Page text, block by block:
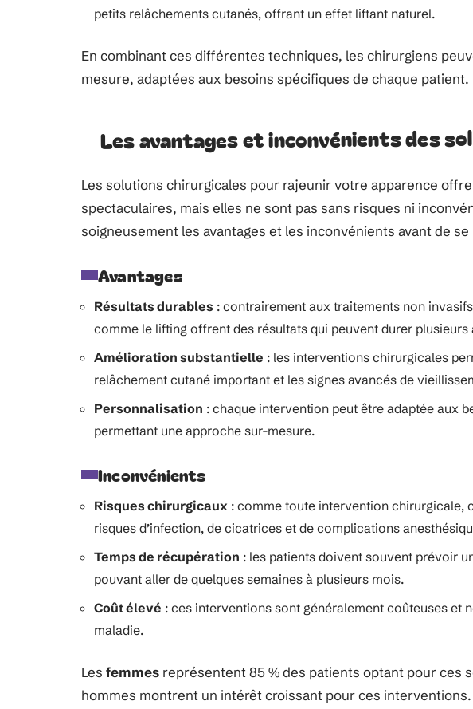
petits relâchements cutanés, offrant un effet liftant naturel.
En combinant ces différentes techniques, les chirurgiens
mesure, adaptées aux besoins spécifiques de chaque patient.
Les avantages et inconvénients des
Les solutions chirurgicales pour rajeunir votre apparence
spectaculaires, mais elles ne sont pas sans risques ni
soigneusement les avantages et les inconvénients avant de se
Avantages
Résultats durables : contrairement aux traitements non
comme le lifting offrent des résultats qui peuvent durer plusieurs
Amélioration substantielle : les interventions chirurgicales
relâchement cutané important et les signes avancés de
Personnalisation : chaque intervention peut être adaptée aux
permettant une approche sur-mesure.
Inconvénients
Risques chirurgicaux : comme toute intervention chirurgicale,
risques d’infection, de cicatrices et de complications
Temps de récupération : les patients doivent souvent prévoir
pouvant aller de quelques semaines à plusieurs mois.
Coût élevé : ces interventions sont généralement coûteuses et
maladie.
Les femmes représentent 85 % des patients optant pour ces
hommes montrent un intérêt croissant pour ces